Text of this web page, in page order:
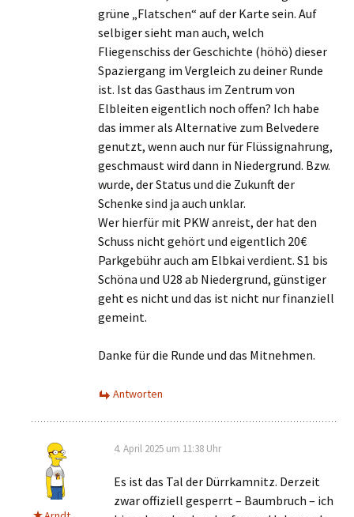
grüne „Flatschen“ auf der Karte sein. Auf
selbiger sieht man auch, welch
Fliegenschiss der Geschichte (höhö) dieser
Spaziergang im Vergleich zu deiner Runde
ist. Ist das Gasthaus im Zentrum von
Elbleiten eigentlich noch offen? Ich habe
das immer als Alternative zum Belvedere
genutzt, wenn auch nur für Flüssignahrung,
geschmaust wird dann in Niedergrund. Bzw.
wurde, der Status und die Zukunft der
Schenke sind ja auch unklar.
Wer hierfür mit PKW anreist, der hat den
Schuss nicht gehört und eigentlich 20€
Parkgebühr auch am Elbkai verdient. S1 bis
Schöna und U28 ab Niedergrund, günstiger
geht es nicht und das ist nicht nur finanziell
gemeint.
Danke für die Runde und das Mitnehmen.
Antworten
4. April 2025 um 11:38 Uhr
Es ist das Tal der Dürrkamnitz. Derzeit
zwar offiziell gesperrt – Baumbruch – ich